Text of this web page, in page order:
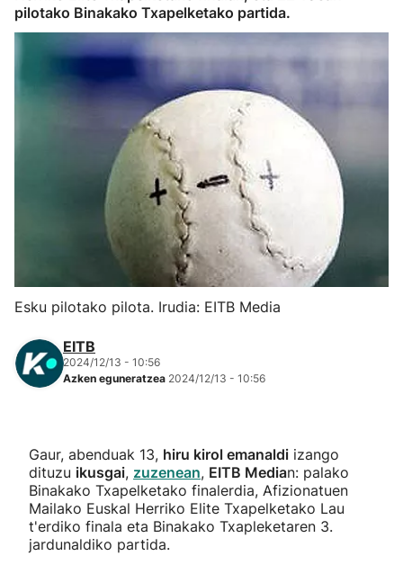
Herri-kirolak
Eskubaloia
Mendi-lasterketak
pilotako Binakako Txapelketako partida.
Esku pilotako pilota. Irudia: EITB Media
EITB
2024/12/13 - 10:56
Azken eguneratzea 2024/12/13 - 10:56
Gaur, abenduak 13, hiru kirol emanaldi izango
dituzu ikusgai, zuzenean, EITB Median: palako
Binakako Txapelketako finalerdia, Afizionatuen
Mailako Euskal Herriko Elite Txapelketako Lau
t'erdiko finala eta Binakako Txapleketaren 3.
jardunaldiko partida.